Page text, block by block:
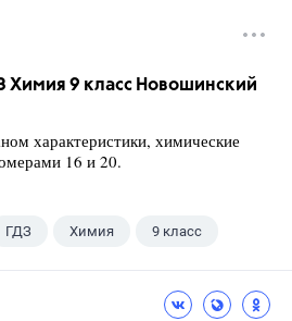
Химия 9 класс Новошинский
характеристики, химические
16 и 20.
ГДЗ Химия 9 класс